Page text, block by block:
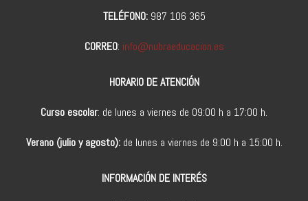
TELÉFONO:987 106 365
CORREO: info@nubraeducacion.es
HORARIO DE ATENCIÓN
Curso escolar: de lunes a viernes de 09:00 h a 17:00 h.
Verano (julio y agosto):de lunes a viernes de 9:00 h a 15:00 h.
INFORMACIÓN DE INTERÉS